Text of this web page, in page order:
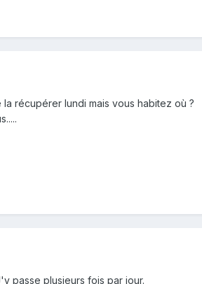
récupérer lundi mais vous habitez où ?
passe plusieurs fois par jour.